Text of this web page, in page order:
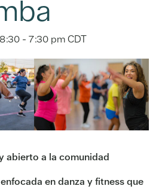
- 7:30 pmCDT
abierto a la comunidad
en danza y fitness que